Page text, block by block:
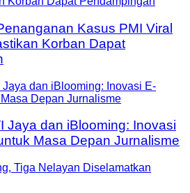
Kasus PMI Viral
Korban Dapat
Jaya dan iBlooming: Inovasi
Masa Depan Jurnalisme